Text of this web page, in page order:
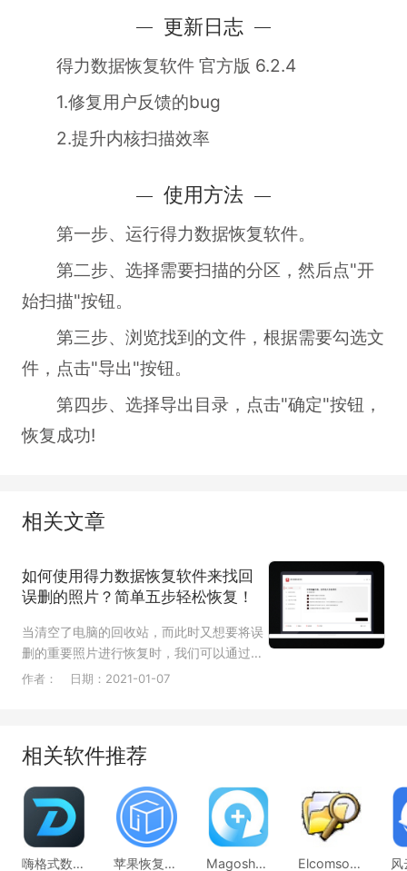
更新日志
得力数据恢复软件 官方版 6.2.4
1.修复用户反馈的bug
2.提升内核扫描效率
使用方法
第一步、运行得力数据恢复软件。
第二步、选择需要扫描的分区，然后点"开
始扫描"按钮。
第三步、浏览找到的文件，根据需要勾选文
件，点击"导出"按钮。
第四步、选择导出目录，点击"确定"按钮，
恢复成功!
相关文章
如何使用得力数据恢复软件来找回
误删的照片？简单五步轻松恢复！
当清空了电脑的回收站，而此时又想要将误
删的重要照片进行恢复时，我们可以通过借
助像得力数据恢复软件这样的恢复工具来将
作者： 日期：2021-01-07
相关软件推荐
嗨格式数据恢复大师 苹果恢复大师 Magoshare Data Recovery Elcomsoft Advanced EFS Data Recovery Pro